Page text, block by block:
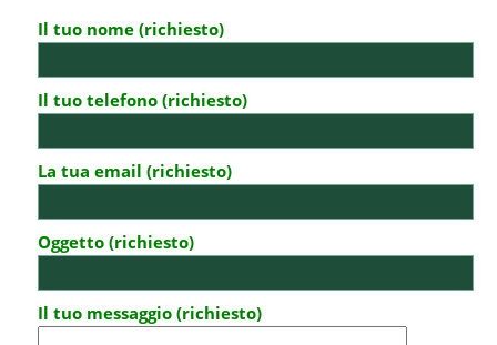
Il tuo nome (richiesto)
Il tuo telefono (richiesto)
La tua email (richiesto)
Oggetto (richiesto)
Il tuo messaggio (richiesto)